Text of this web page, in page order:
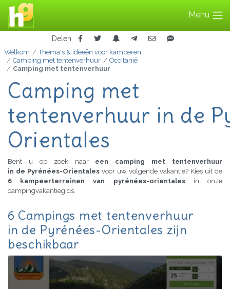
Menu
Delen
Welkom
Thema's & ideeën voor kamperen
Camping met tentenverhuur
Occitanië
Camping met tentenverhuur
Camping met
tentenverhuur in de
Orientales
Bent u op zoek naar een camping met tentenverhuur
in de Pyrénées-Orientales voor uw volgende vakantie? Kies uit de
6 kampeerterreinen van pyrénées-orientalesin onze
campingvakantiegids.
6 Campings met tentenverhuur
in de Pyrénées-Orientales zijn
beschikbaar